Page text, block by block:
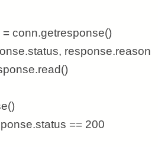
conn.getresponse()
response.reason
== 200